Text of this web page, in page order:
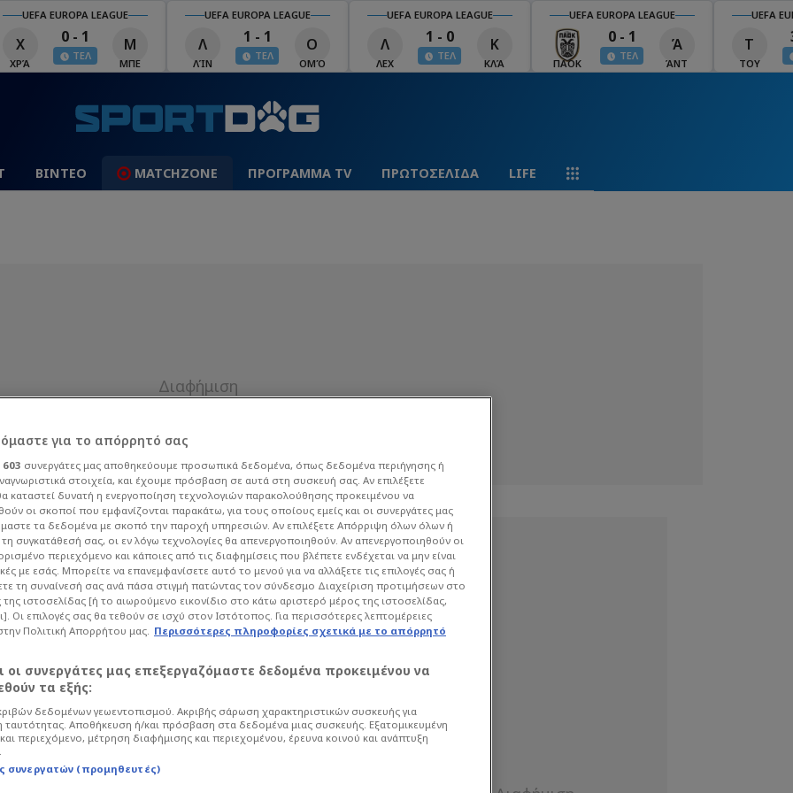
UEFA EUROPA LEAGUE
Χ
ΧΡΆ
0 - 1
ΤΕΛ
Μ
ΜΠΕ
UEFA EUROPA LEAGUE
Λ
ΛΊΝ
1 - 1
ΤΕΛ
Ο
ΟΜΌ
UEFA EUROPA LEAGUE
Λ
ΛΕΧ
1 - 0
ΤΕΛ
Κ
ΚΛΆ
UEFA EUROPA LEAGUE
ΠΑΟΚ
0 - 1
ΤΕΛ
Ά
ΆΝΤ
UEFA
Τ
ΤΟΥ
ΒΙΝΤΕΟ MATCHZONE ΠΡΟΓΡΑΜΜΑ TV ΠΡΩΤΟΣΕΛΙΔΑ LIFE
Καμμένου για
Life Πολιτική
του Πάνου Καμμένου, ο οποίος
της Μαρίας Καρυστιανού.
για το απόρρητό σας
603 συνεργάτες μας αποθηκεύουμε προσωπικά δεδομένα, όπως δεδομένα περιήγησης ή
στοιχεία, και έχουμε πρόσβαση σε αυτά στη συσκευή σας. Αν επιλέξετε
καταστεί δυνατή η ενεργοποίηση τεχνολογιών παρακολούθησης προκειμένου να
οι σκοποί που εμφανίζονται παρακάτω, για τους οποίους εμείς και οι συνεργάτες μας
τα δεδομένα με σκοπό την παροχή υπηρεσιών. Αν επιλέξετε Απόρριψη όλων όλων ή
συγκατάθεσή σας, οι εν λόγω τεχνολογίες θα απενεργοποιηθούν. Αν απενεργοποιηθούν οι
περιεχόμενο και κάποιες από τις διαφημίσεις που βλέπετε ενδέχεται να μην είναι
με εσάς. Μπορείτε να επανεμφανίσετε αυτό το μενού για να αλλάξετε τις επιλογές σας ή
τη συναίνεσή σας ανά πάσα στιγμή πατώντας τον σύνδεσμο Διαχείριση προτιμήσεων στο
ιστοσελίδας [ή το αιωρούμενο εικονίδιο στο κάτω αριστερό μέρος της ιστοσελίδας,
Οι επιλογές σας θα τεθούν σε ισχύ στον Ιστότοπος. Για περισσότερες λεπτομέρειες
Πολιτική Απορρήτου μας. Περισσότερες πληροφορίες σχετικά με το απόρρητό
οι συνεργάτες μας επεξεργαζόμαστε δεδομένα προκειμένου να
τα εξής:
δεδομένων γεωεντοπισμού. Ακριβής σάρωση χαρακτηριστικών συσκευής για
ταυτότητας. Αποθήκευση ή/και πρόσβαση στα δεδομένα μιας συσκευής. Εξατομικευμένη
περιεχόμενο, μέτρηση διαφήμισης και περιεχομένου, έρευνα κοινού και ανάπτυξη
συνεργατών (προμηθευτές)